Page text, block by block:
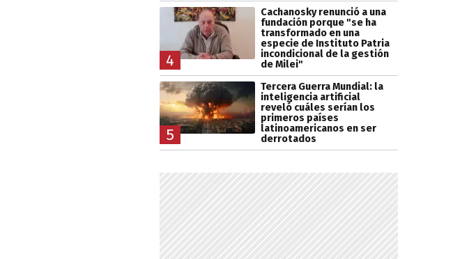
4
Cachanosky renunció a una
fundación porque "se ha
transformado en una
especie de Instituto Patria
incondicional de la gestión
de Milei"
5
Tercera Guerra Mundial: la
inteligencia artificial
reveló cuáles serían los
primeros países
latinoamericanos en ser
derrotados